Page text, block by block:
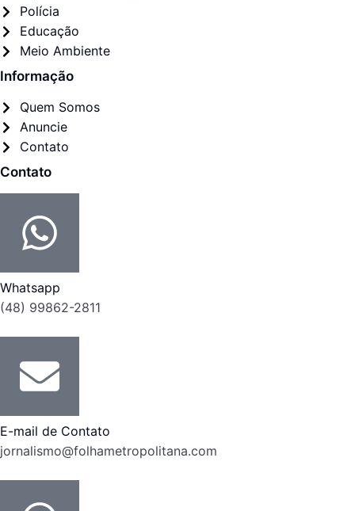
Polícia
Educação
Meio Ambiente
Informação
Quem Somos
Anuncie
Contato
Contato
Whatsapp
(48) 99862-2811
E-mail de Contato
jornalismo@folhametropolitana.com